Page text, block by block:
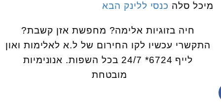
מיכל סלה כנסי ללינק הבא
חיה בזוגיות אלימה? מחפשת אזן קשבת?
התקשרי עכשיו לקו החירום של ל.א לאלימות ואון
לייף 6724* 24/7 בכל השפות. אנונימיות
מובטחת